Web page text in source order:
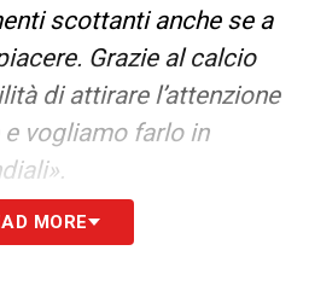
scottanti anche se a
Grazie al calcio
di attirare l’attenzione
vogliamo farlo in
NOSTRE TOP NEWS
MORE